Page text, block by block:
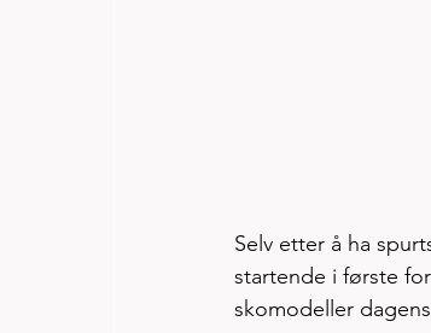
Selv etter å ha
startende i første
skomodeller